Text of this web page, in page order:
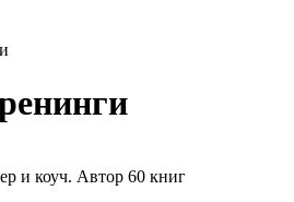
и коуч. Автор 60 книг